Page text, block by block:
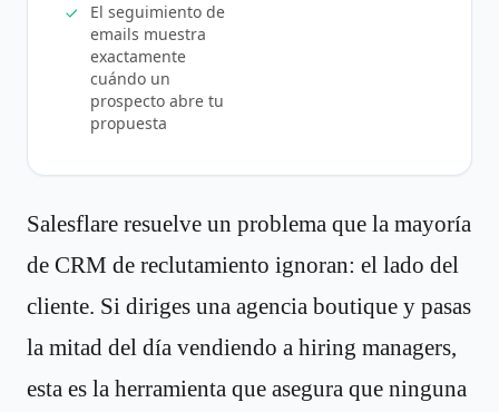
El seguimiento de
emails muestra
exactamente
cuándo un
prospecto abre tu
propuesta
Salesflare resuelve un problema que la mayoría
de CRM de reclutamiento ignoran: el lado del
cliente. Si diriges una agencia boutique y pasas
la mitad del día vendiendo a hiring managers,
esta es la herramienta que asegura que ninguna